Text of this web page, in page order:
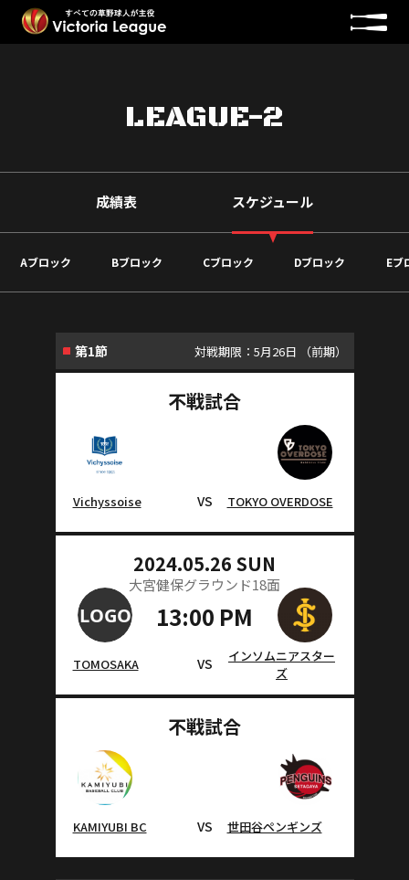
LEAGUE-2
成績表 スケジュール
Aブロック Bブロック Cブロック Dブロック Eブ
第1節 対戦期限：5月26日 （前期）
不戦試合
Vichyssoise VS TOKYO OVERDOSE
2024.05.26 SUN
13:00 PM
TOMOSAKA VS
インソムニアスター
ズ
大宮健保グラウンド18面
不戦試合
KAMIYUBI BC VS 世田谷ペンギンズ